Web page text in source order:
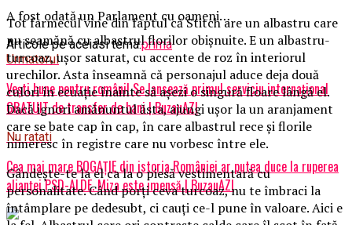
A fost odată un Parlament cu oameni…
Articole pe aceiasi tema:prima
Urmatorul
Vești bune pentru români! Se lansează primul serviciu internațional
GRATUIT de transfer de bani | BuzauAZI
Nu ratati
Cea mai mare BOGAȚIE din istoria României ar putea duce la ruperea
alianței PSD-ALDE. Miza este imensă | BuzauAZI
Tot farmecul vine din faptul că Stitch are un albastru care
nu seamănă cu albastrul florilor obișnuite. E un albastru-
turcoaz, ușor saturat, cu accente de roz în interiorul
urechilor. Asta înseamnă că personajul aduce deja două
culori în ecuație înainte să așezi o singură floare lângă el.
Dacă ignori amănuntul ăsta, ajungi ușor la un aranjament
care se bate cap în cap, în care albastrul rece și florile
nimeresc în registre care nu vorbesc între ele.
Gândește-te la el ca la o piesă vestimentară cu
personalitate. Când porți ceva turcoaz, nu te îmbraci la
întâmplare pe dedesubt, ci cauți ce-l pune în valoare. Aici e